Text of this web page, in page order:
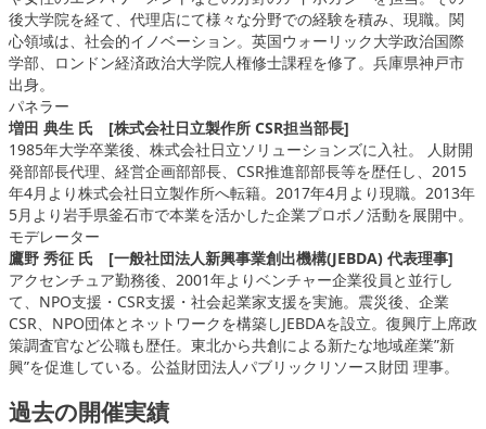
後大学院を経て、代理店にて様々な分野での経験を積み、現職。関
心領域は、社会的イノベーション。英国ウォーリック大学政治国際
学部、ロンドン経済政治大学院人権修士課程を修了。兵庫県神戸市
出身。
パネラー
増田 典生 氏 [株式会社日立製作所 CSR担当部長]
1985年大学卒業後、株式会社日立ソリューションズに入社。 人財開
発部部長代理、経営企画部部長、CSR推進部部長等を歴任し、2015
年4月より株式会社日立製作所へ転籍。2017年4月より現職。2013年
5月より岩手県釜石市で本業を活かした企業プロボノ活動を展開中。
モデレーター
鷹野 秀征 氏 [一般社団法人新興事業創出機構(JEBDA) 代表理事]
アクセンチュア勤務後、2001年よりベンチャー企業役員と並行し
て、NPO支援・CSR支援・社会起業家支援を実施。震災後、企業
CSR、NPO団体とネットワークを構築しJEBDAを設立。復興庁上席政
策調査官など公職も歴任。東北から共創による新たな地域産業”新
興”を促進している。公益財団法人パブリックリソース財団 理事。
過去の開催実績